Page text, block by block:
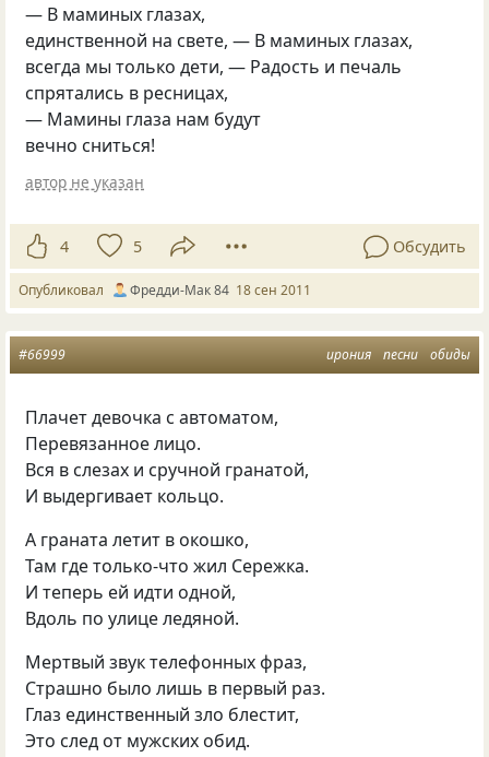
— В маминых глазах,
единственной на свете, — В маминых глазах,
всегда мы только дети, — Радость и печаль
спрятались в ресницах,
— Мамины глаза нам будут
вечно сниться!
автор не указан
4 5 Обсудить
Опубликовал Фредди-Мак 84 18 сен 2011
ирония песни обиды
#66999
Плачет девочка с автоматом,
Перевязанное лицо.
Вся в слезах и сручной гранатой,
И выдергивает кольцо.
А граната летит в окошко,
Там где только-что жил Сережка.
И теперь ей идти одной,
Вдоль по улице ледяной.
Мертвый звук телефонных фраз,
Страшно было лишь в первый раз.
Глаз единственный зло блестит,
Это след от мужских обид.